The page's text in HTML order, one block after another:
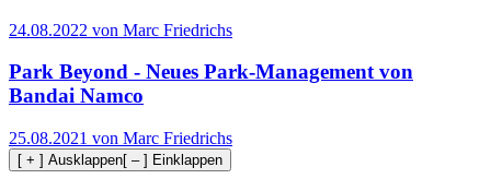
24.08.2022 von Marc Friedrichs
Park Beyond - Neues Park-Management von
Bandai Namco
25.08.2021 von Marc Friedrichs
[ + ] Ausklappen[ – ] Einklappen